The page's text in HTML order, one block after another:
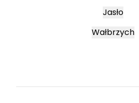
Jasło
Wałbrzych